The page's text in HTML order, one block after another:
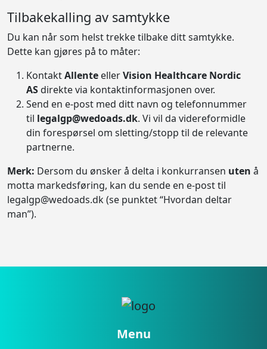
Tilbakekalling av samtykke
Du kan når som helst trekke tilbake ditt samtykke.
Dette kan gjøres på to måter:
KontaktAllente ellerVision Healthcare Nordic
ASdirekte via kontaktinformasjonen over.
Send en e-post med ditt navn og telefonnummer
til legalgp@wedoads.dk. Vi vil da videreformidle
din forespørsel om sletting/stopp til de relevante
partnerne.
Merk: Dersom du ønsker å delta i konkurransen uten å
motta markedsføring, kan du sende en e-post til
legalgp@wedoads.dk (se punktet “Hvordan deltar
man”).
Menu